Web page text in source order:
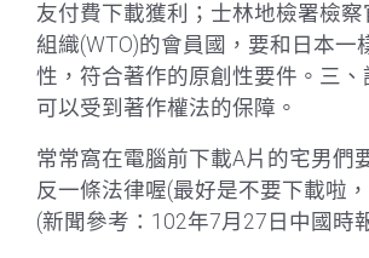
友付費下載獲利；士林地檢署檢
組織(WTO)的會員國，要和日本
性，符合著作的原創性要件。三
可以受到著作權法的保障。
常常窩在電腦前下載A片的宅男們
反一條法律喔(最好是不要下載啦
(新聞參考：102年7月27日中國時